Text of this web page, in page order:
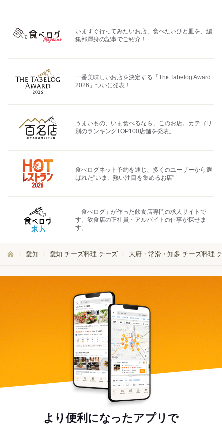
いますぐ行ってみたいお店、食べたいひと皿を、編
集部渾身の記事でご紹介！
一番美味しいお店を決定する「The Tabelog Award
2026」ついに発表！
うまいもの、いま食べるなら、このお店。カテゴリ
別のランキングTOP100店舗を発表。
食べログネット予約を通じ、多くのユーザーから選
ばれた"いま、熱い注目を集めるお店"
「食べログ」が作った飲食店専門の求人サイトで
す。飲食店の正社員・アルバイトの仕事が探せま
す。
愛知 愛知 チーズ料理 チーズ 大府・常滑・知多 チーズ料理
より便利になったアプリで